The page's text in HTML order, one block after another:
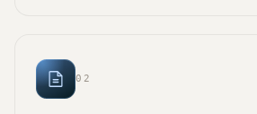
02